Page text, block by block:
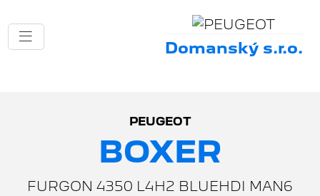
Domanský s.r.o.
PEUGEOT
BOXER
FURGON 4350 L4H2 BLUEHDI MAN6